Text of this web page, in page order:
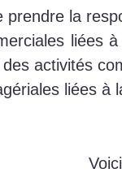
prendre la
liées
des activités
liées à